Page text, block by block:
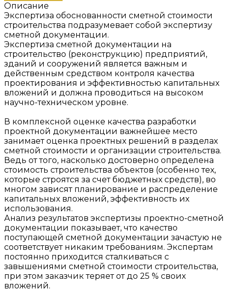
Описание
Экспертиза обоснованности сметной стоимости
строительства подразумевает собой экспертизу
сметной документации.
Экспертиза сметной документации на
строительство (реконструкцию) предприятий,
зданий и сооружений является важным и
действенным средством контроля качества
проектирования и эффективностью капитальных
вложений и должна проводиться на высоком
научно-техническом уровне.
В комплексной оценке качества разработки
проектной документации важнейшее место
занимает оценка проектных решений в разделах
сметной стоимости и организации строительства.
Ведь от того, насколько достоверно определена
стоимость строительства объектов (особенно тех,
которые строятся за счет бюджетных средств), во
многом зависят планирование и распределение
капитальных вложений, эффективность их
использования.
Анализ результатов экспертизы проектно-сметной
документации показывает, что качество
поступающей сметной документации зачастую не
соответствует никаким требованиям. Экспертам
постоянно приходится сталкиваться с
завышениями сметной стоимости строительства,
при этом заказчик теряет от до 25 % своих
вложений.